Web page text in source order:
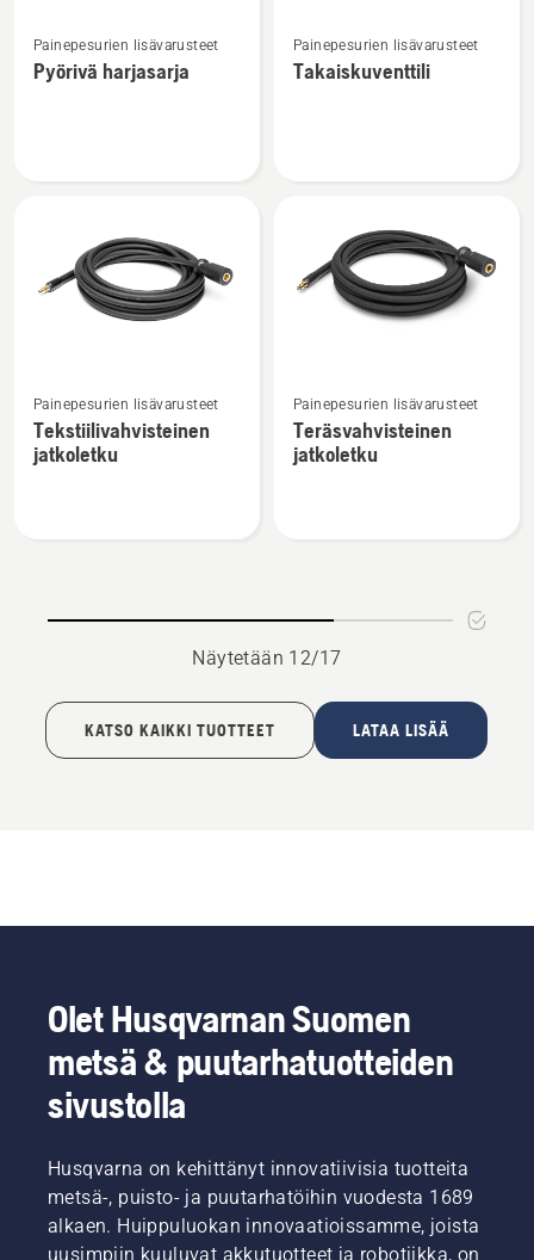
lisätietoja
tuotteesta
Painepesurien lisävarusteet
Pyörivä harjasarja
lisätietoja
tuotteesta
Painepesurien lisävarusteet
Takaiskuventtili
lisätietoja
tuotteesta
Tekstiilivahvisteinen
Painepesurien lisävarusteet
Tekstiilivahvisteinen
jatkoletku
lisätietoja
tuotteesta
Teräsvahvisteinen
Painepesurien lisävarusteet
Teräsvahvisteinen
jatkoletku
Näytetään 12/17
KATSO KAIKKI TUOTTEET LATAA LISÄÄ
Olet Husqvarnan Suomen
metsä & puutarhatuotteiden
sivustolla
Husqvarna on kehittänyt innovatiivisia tuotteita
metsä-, puisto- ja puutarhatöihin vuodesta 1689
alkaen. Huippuluokan innovaatioissamme, joista
uusimpiin kuuluvat akkutuotteet ja robotiikka, on